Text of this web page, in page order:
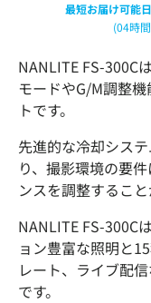
最短お届け可能
(04時
NANLITE FS-300C
モードやG/M調整
トです。
先進的な冷却シス
り、撮影環境の要
ンスを調整するこ
NANLITE FS-300C
ョン豊富な照明と
レート、ライブ配
です。